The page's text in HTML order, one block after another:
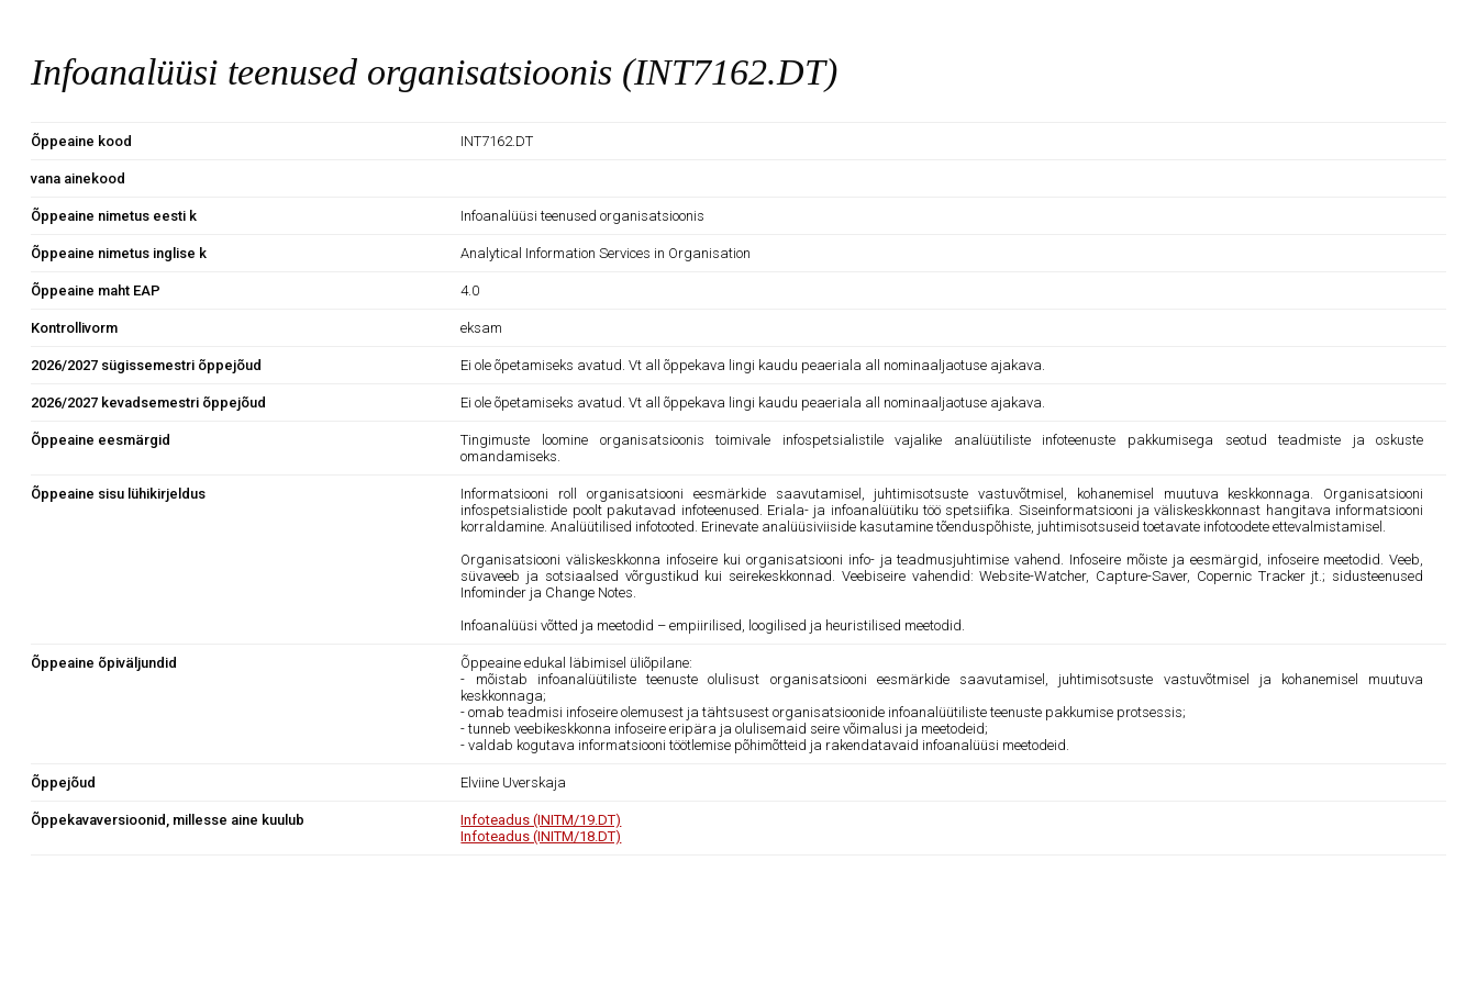
Infoanalüüsi teenused organisatsioonis (INT7162.DT)
Õppeaine kood INT7162.DT
vana ainekood
Õppeaine nimetus eesti k Infoanalüüsi teenused organisatsioonis
Õppeaine nimetus inglise k Analytical Information Services in Organisation
Õppeaine maht EAP 4.0
Kontrollivorm eksam
2026/2027 sügissemestri õppejõud Ei ole õpetamiseks avatud. Vt all õppekava lingi kaudu peaeriala all nominaaljaotuse ajakava.
2026/2027 kevadsemestri õppejõud Ei ole õpetamiseks avatud. Vt all õppekava lingi kaudu peaeriala all nominaaljaotuse ajakava.
Õppeaine eesmärgid
Tingimuste loomine organisatsioonis toimivale infospetsialistile vajalike analüütiliste infoteenuste pakkumisega seotud teadmiste ja oskuste
omandamiseks.
Õppeaine sisu lühikirjeldus
Informatsiooni roll organisatsiooni eesmärkide saavutamisel, juhtimisotsuste vastuvõtmisel, kohanemisel muutuva keskkonnaga. Organisatsiooni
infospetsialistide poolt pakutavad infoteenused. Eriala- ja infoanalüütiku töö spetsiifika. Siseinformatsiooni ja väliskeskkonnast hangitava informatsiooni
korraldamine. Analüütilised infotooted. Erinevate analüüsiviiside kasutamine tõenduspõhiste, juhtimisotsuseid toetavate infotoodete ettevalmistamisel.
Organisatsiooni väliskeskkonna infoseire kui organisatsiooni info- ja teadmusjuhtimise vahend. Infoseire mõiste ja eesmärgid, infoseire meetodid. Veeb,
süvaveeb ja sotsiaalsed võrgustikud kui seirekeskkonnad. Veebiseire vahendid: Website-Watcher, Capture-Saver, Copernic Tracker jt.; sidusteenused
Infominder ja Change Notes.
Infoanalüüsi võtted ja meetodid – empiirilised, loogilised ja heuristilised meetodid.
Õppeaine õpiväljundid
Õppeaine edukal läbimisel üliõpilane:
- mõistab infoanalüütiliste teenuste olulisust organisatsiooni eesmärkide saavutamisel, juhtimisotsuste vastuvõtmisel ja kohanemisel muutuva
keskkonnaga;
- omab teadmisi infoseire olemusest ja tähtsusest organisatsioonide infoanalüütiliste teenuste pakkumise protsessis;
- tunneb veebikeskkonna infoseire eripära ja olulisemaid seire võimalusi ja meetodeid;
- valdab kogutava informatsiooni töötlemise põhimõtteid ja rakendatavaid infoanalüüsi meetodeid.
Õppejõud Elviine Uverskaja
Õppekavaversioonid, millesse aine kuulub
Infoteadus (INITM/19.DT)
Infoteadus (INITM/18.DT)